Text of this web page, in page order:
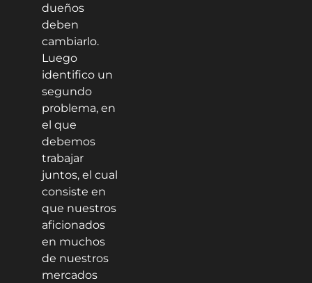
dueños
deben
cambiarlo.
Luego
identifico un
segundo
problema, en
el que
debemos
trabajar
juntos, el cual
consiste en
que nuestros
aficionados
en muchos
de nuestros
mercados